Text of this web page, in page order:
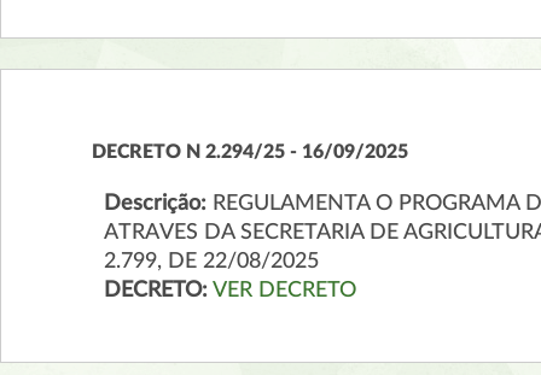
DECRETO N 2.294/25 - 16/09/2025
Descrição:REGULAMENTA O PROGRAMA
ATRAVES DA SECRETARIA DE
2.799, DE 22/08/2025
DECRETO: VER DECRETO